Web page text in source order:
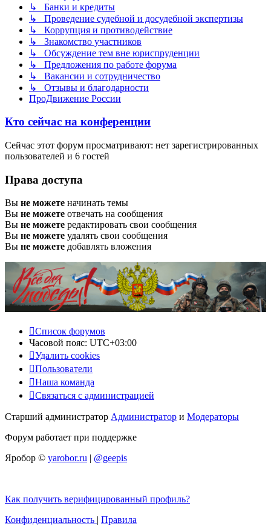
↳ Банки и кредиты
↳ Проведение судебной и досудебной экспертизы
↳ Коррупция и противодействие
↳ Знакомство участников
↳ Обсуждение тем вне юриспруденции
↳ Предложения по работе форума
↳ Вакансии и сотрудничество
↳ Отзывы и благодарности
ПроДвижение России
Кто сейчас на конференции
Сейчас этот форум просматривают: нет зарегистрированных
пользователей и 6 гостей
Права доступа
Вы не можете начинать темы
Вы не можете отвечать на сообщения
Вы не можете редактировать свои сообщения
Вы не можете удалять свои сообщения
Вы не можете добавлять вложения
Список форумов
Часовой пояс: UTC+03:00
Удалить cookies
Пользователи
Наша команда
Связаться с администрацией
Старший администратор Администратор и Модераторы
Форум работает при поддержке
Яробор © yarobor.ru | @geepis
Как получить верифицированный профиль?
Конфиденциальность | Правила